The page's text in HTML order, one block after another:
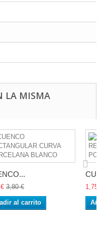
LA MISMA
3,80 €
al carrito
1,75 €